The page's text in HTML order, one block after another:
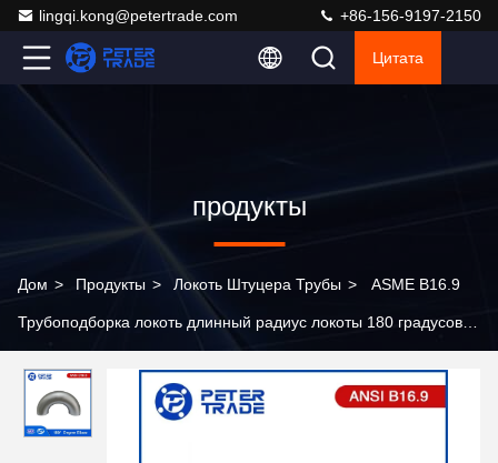
lingqi.kong@petertrade.com +86-156-9197-2150
Цитата
продукты
Дом > Продукты > Локоть Штуцера Трубы > ASME B16.9
Трубоподборка локоть длинный радиус локоты 180 градусов
WP304L